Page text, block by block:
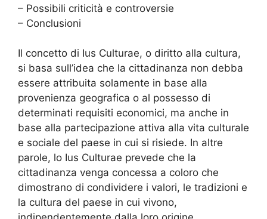
– Possibili criticità e controversie
– Conclusioni
Il concetto di Ius Culturae, o diritto alla cultura,
si basa sull’idea che la cittadinanza non debba
essere attribuita solamente in base alla
provenienza geografica o al possesso di
determinati requisiti economici, ma anche in
base alla partecipazione attiva alla vita culturale
e sociale del paese in cui si risiede. In altre
parole, lo Ius Culturae prevede che la
cittadinanza venga concessa a coloro che
dimostrano di condividere i valori, le tradizioni e
la cultura del paese in cui vivono,